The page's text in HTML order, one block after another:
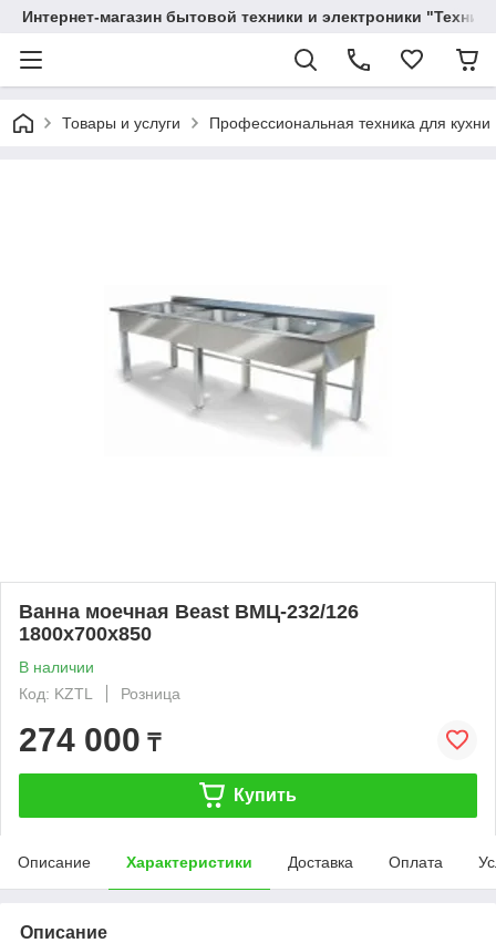
Интернет-магазин бытовой техники и электроники
Товары и услуги Профессиональная техника для кухни
Ванна моечная Beast ВМЦ-232/126
1800х700х850
В наличии
Код: KZTL
Розница
274 000 ₸
Купить
Описание Характеристики Доставка Оплата
Описание